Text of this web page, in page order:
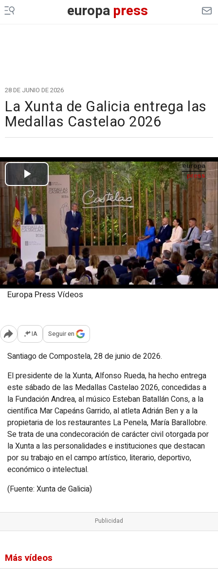
europapress
28 DE JUNIO DE 2026
La Xunta de Galicia entrega las
Medallas Castelao 2026
Europa Press Vídeos
Abrir opciones para compartir
IA Seguir en
Santiago de Compostela, 28 de junio de 2026.
El presidente de la Xunta, Alfonso Rueda, ha hecho entrega
este sábado de las Medallas Castelao 2026, concedidas a
la Fundación Andrea, al músico Esteban Batallán Cons, a la
científica Mar Capeáns Garrido, al atleta Adrián Ben y a la
propietaria de los restaurantes La Penela, María Barallobre.
Se trata de una condecoración de carácter civil otorgada por
la Xunta a las personalidades e instituciones que destacan
por su trabajo en el campo artístico, literario, deportivo,
económico o intelectual.
(Fuente: Xunta de Galicia)
Más vídeos